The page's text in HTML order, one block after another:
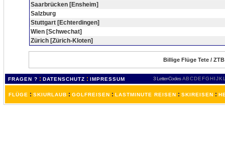
Saarbrücken [Ensheim]
Salzburg
Stuttgart [Echterdingen]
Wien [Schwechat]
Zürich [Zürich-Kloten]
Billige Flüge Tete /
FRAGEN ? : DATENSCHUTZ : IMPRESSUM 3 Letter-Codes ABCDEFGH IJKL
FLÜGE : SKIURLAUB : GOLFREISEN : LASTMINUTE REISEN : SKIREISEN :